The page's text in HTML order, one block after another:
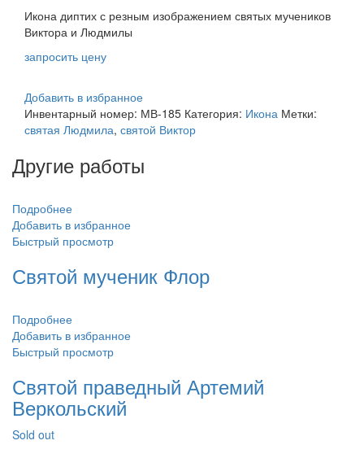
Икона диптих с резным изображением святых мучеников
Виктора и Людмилы
запросить цену
Добавить в избранное
Инвентарный номер: МВ-185 Категория: Икона Метки:
святая Людмила, святой Виктор
Другие работы
Подробнее
Добавить в избранное
Быстрый просмотр
Святой мученик Флор
Подробнее
Добавить в избранное
Быстрый просмотр
Святой праведный Артемий
Веркольский
Sold out